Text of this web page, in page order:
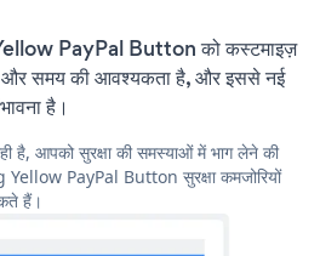
PayPal Button को कस्टमाइज़
समय की आवश्यकता है, और इससे नई
है।
है, आपको सुरक्षा की समस्याओं में भाग लेने की
Yellow PayPal Button सुरक्षा कमजोरियों
हैं।